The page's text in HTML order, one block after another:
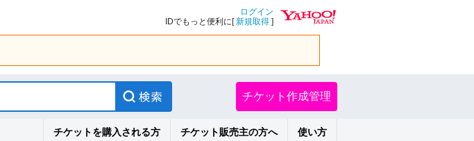
ログイン
IDでもっと便利に[新規取得 ]
チケット作成管理
チケットを購入される方 チケット販売主の方へ 使い方